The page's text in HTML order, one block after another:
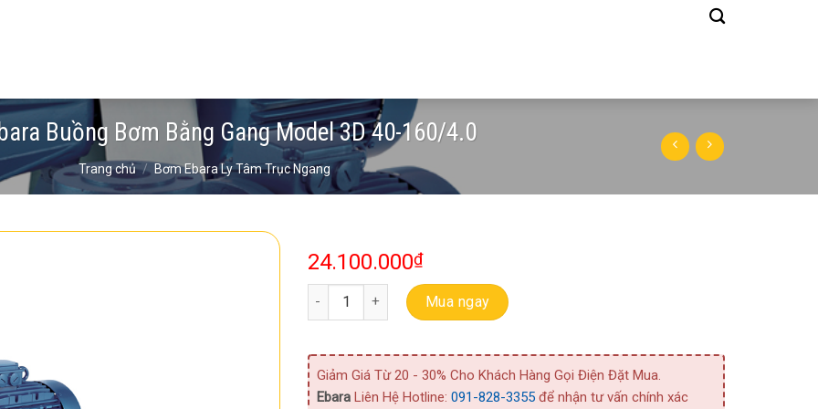
Buồng Bơm Bằng Gang Model 3D 40-160/4.0
Trang chủ / Bơm Ebara Ly Tâm Trục Ngang
24.100.000₫
Bơm Ebara Buồng Bơm Bằng Gang Model 3D 40-160/4.0 số lượng
Mua ngay
Giảm Giá Từ 20 - 30% Cho Khách Hàng Gọi Điện Đặt Mua.
EbaraLiên Hệ Hotline: 091-828-3355để nhận tư vấn chính xác